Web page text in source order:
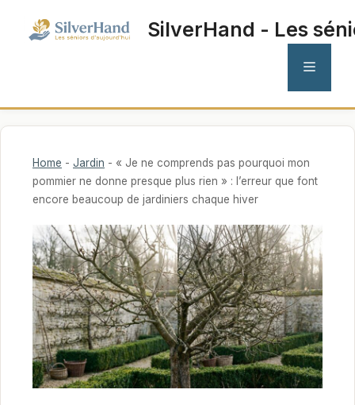
SilverHand - Les
MENU
Home - Jardin - « Je ne comprends pas pourquoi mon
pommier ne donne presque plus rien » : l’erreur que font
encore beaucoup de jardiniers chaque hiver